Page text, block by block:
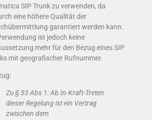
SIP Trunk zu verwenden, da
eine höhere Qualität der
garantiert werden kann.
ist jedoch keine
mehr für den Bezug eines SIP
mit geografischer Rufnummer.
Zu § 53 Abs 1: Ab In-Kraft-Treten
dieser Regelung ist ein Vertrag
zwischen dem